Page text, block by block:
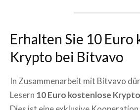
Erhalten Sie 10 Euro
Krypto bei Bitvavo
In Zusammenarbeit mit Bitvavo
Lesern 10 Euro kostenlose